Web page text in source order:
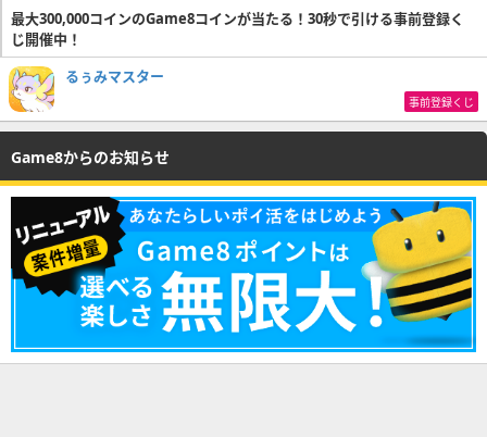
最大300,000コインのGame8コインが当たる！30秒で引ける事前登録く
じ開催中！
るぅみマスター
事前登録くじ
Game8からのお知らせ